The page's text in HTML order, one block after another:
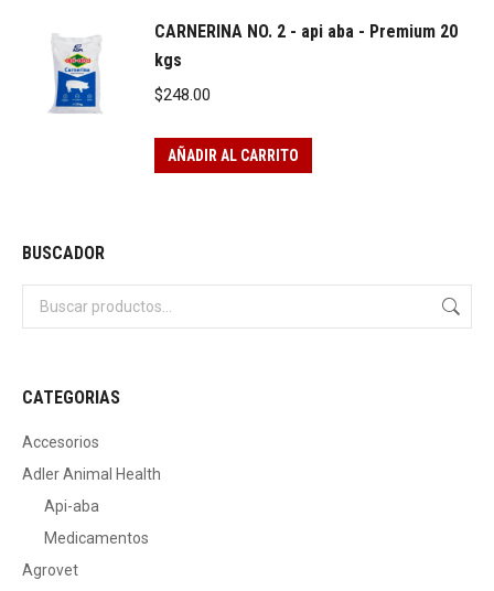
CARNERINA NO. 2 - api aba - Premium 20
kgs
$248.00
AÑADIR AL CARRITO
BUSCADOR
CATEGORIAS
Accesorios
Adler Animal Health
Api-aba
Medicamentos
Agrovet